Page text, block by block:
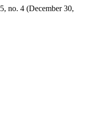
5, no. 4 (December 30,